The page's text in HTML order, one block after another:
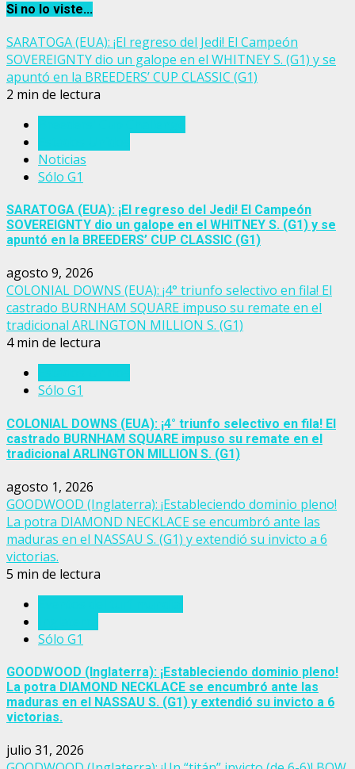
Si no lo viste...
SARATOGA (EUA): ¡El regreso del Jedi! El Campeón
SOVEREIGNTY dio un galope en el WHITNEY S. (G1) y se
apuntó en la BREEDERS’ CUP CLASSIC (G1)
2 min de lectura
Noticias
Sólo G1
SARATOGA (EUA): ¡El regreso del Jedi! El Campeón
SOVEREIGNTY dio un galope en el WHITNEY S. (G1) y se
apuntó en la BREEDERS’ CUP CLASSIC (G1)
agosto 9, 2026
COLONIAL DOWNS (EUA): ¡4° triunfo selectivo en fila! El
castrado BURNHAM SQUARE impuso su remate en el
tradicional ARLINGTON MILLION S. (G1)
4 min de lectura
Sólo G1
COLONIAL DOWNS (EUA): ¡4° triunfo selectivo en fila! El
castrado BURNHAM SQUARE impuso su remate en el
tradicional ARLINGTON MILLION S. (G1)
agosto 1, 2026
GOODWOOD (Inglaterra): ¡Estableciendo dominio pleno!
La potra DIAMOND NECKLACE se encumbró ante las
maduras en el NASSAU S. (G1) y extendió su invicto a 6
victorias.
5 min de lectura
Sólo G1
GOODWOOD (Inglaterra): ¡Estableciendo dominio pleno!
La potra DIAMOND NECKLACE se encumbró ante las
maduras en el NASSAU S. (G1) y extendió su invicto a 6
victorias.
julio 31, 2026